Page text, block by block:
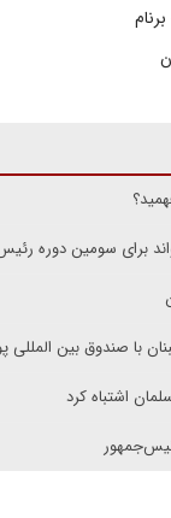
برای سومین دوره
با صندوق بین المللی
اشتباه کرد